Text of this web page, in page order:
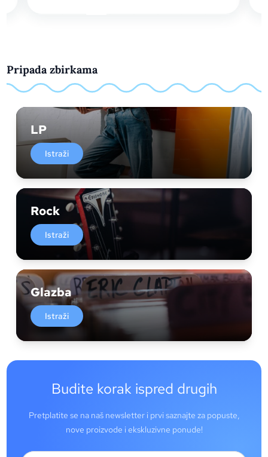
Pripada zbirkama
LP
Istraži
Rock
Istraži
Glazba
Istraži
Budite korak ispred drugih
Pretplatite se na naš newsletter i prvi saznajte za popuste,
nove proizvode i ekskluzivne ponude!